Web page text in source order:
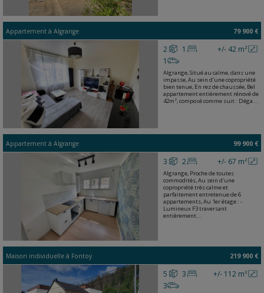
Appartement à Algrange 79 900 €
+/- 42 m²
2
1
1
Algrange, Situé au calme, dans une
impasse, Au sein d'une copropriété
bien tenue, En rez de chaussée, Bel
appartement entièrement rénové de
42m², composé comme suit : Déga...
Appartement à Algrange 99 900 €
+/- 67 m²
3 2
Algrange, Proche de toutes
commodités, Au sein d'une
copropriété très calme et
parfaitement entretenue de 6
appartements, Au 1er étage : -
Lumineux F3 traversant
entièrement...
Maison individuelle à Fontoy 219 900 €
+/- 112 m²
5
3
3